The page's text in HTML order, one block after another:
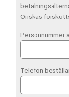
Önskas
Personnummer
Telefon